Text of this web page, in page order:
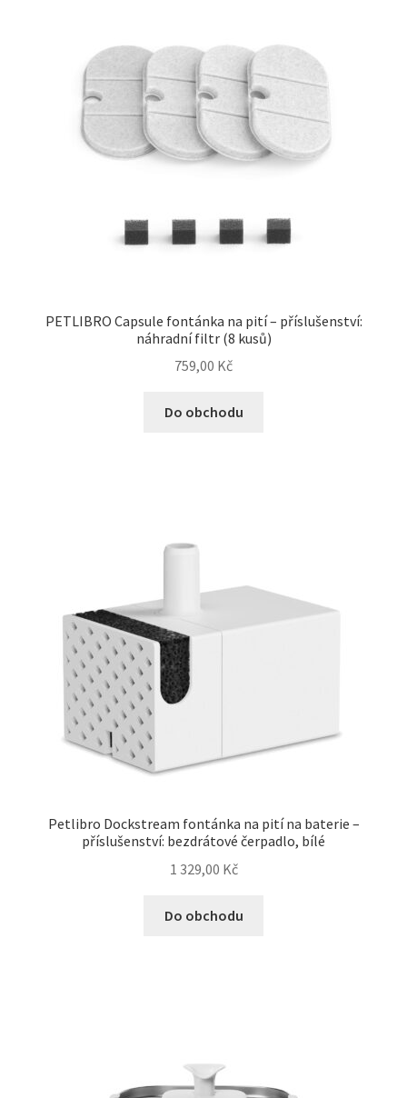
Happy Dog — Německá kvalita a přirozené složení
Hill’s pro psy
Hračky pro psy
Purizon pro psy — Vysoký obsah masa, bez obilovin
Royal Canin pro psy
Veterinární dieta pro psy
Vodítka a obojky
Wolf of Wilderness
PETLIBRO Capsule fontánka na pití – příslušenství:
náhradní filtr (8 kusů)
759,00 Kč
Do obchodu
Petlibro Dockstream fontánka na pití na baterie –
příslušenství: bezdrátové čerpadlo, bílé
1 329,00 Kč
Do obchodu